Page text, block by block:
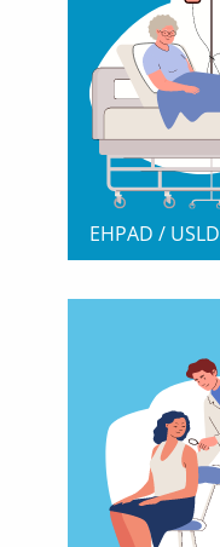
EHPAD / USLD